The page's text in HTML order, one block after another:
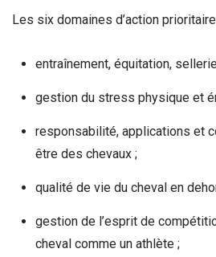
Les six domaines d’action
entraînement, équitation,
gestion du stress physique et
responsabilité, applications et
être des chevaux ;
qualité de vie du cheval en
gestion de l’esprit de
cheval comme un athlète ;